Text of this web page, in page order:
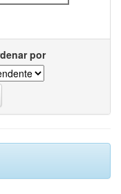
por